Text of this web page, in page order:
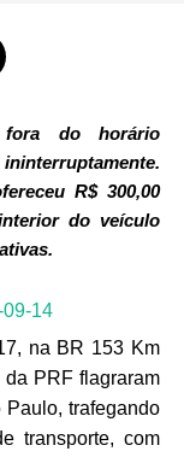
fora do horário
R$ 300,00
do veículo
na BR 153 Km
da PRF flagraram
trafegando
transporte, com